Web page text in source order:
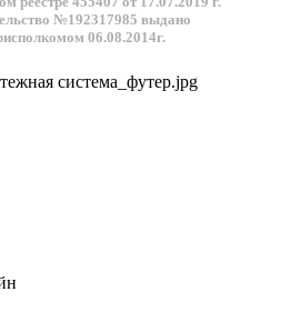
№192317985 выдано
06.08.2014г.